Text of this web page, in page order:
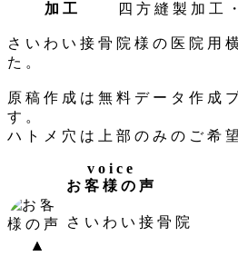
加工
四方縫製加工
さいわい接骨院様の医院用
た。
原稿作成は無料データ作成
す。
ハトメ穴は上部のみのご希
voice
お客様の声
さいわい接骨院